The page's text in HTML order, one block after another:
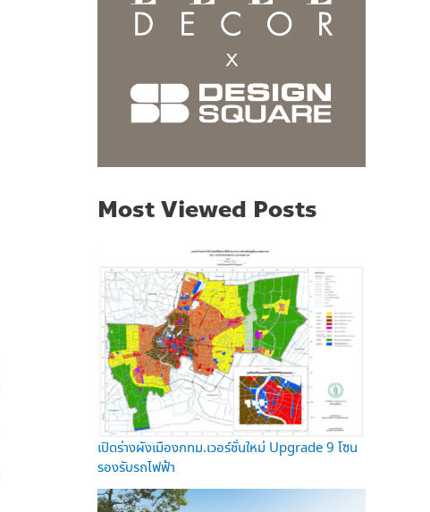
Most Viewed Posts
เปิดร่างผังเมืองกทม.เวอร์ชั่นใหม่ Upgrade 9 โซน
รองรับรถไฟฟ้า